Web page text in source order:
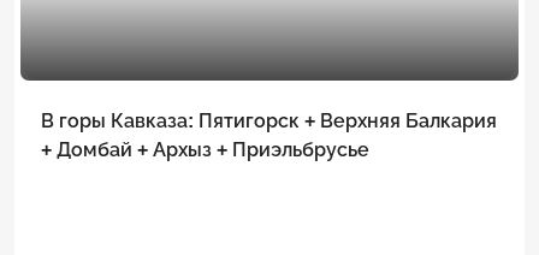
В горы Кавказа: Пятигорск + Верхняя Балкария
+ Домбай + Архыз + Приэльбрусье